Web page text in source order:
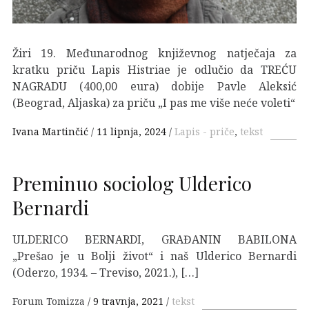
Žiri 19. Međunarodnog književnog natječaja za
kratku priču Lapis Histriae je odlučio da TREĆU
NAGRADU (400,00 eura) dobije Pavle Aleksić
(Beograd, Aljaska) za priču „I pas me više neće voleti“
Ivana Martinčić 11 lipnja, 2024 Lapis - priče, tekst
Preminuo sociolog Ulderico
Bernardi
ULDERICO BERNARDI, GRAĐANIN BABILONA
„Prešao je u Bolji život“ i naš Ulderico Bernardi
(Oderzo, 1934. – Treviso, 2021.), […]
Forum Tomizza 9 travnja, 2021 tekst